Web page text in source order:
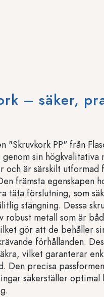
– säker,
"Skruvkork PP" från
sin högkvalitativa
och är särskilt utformad
främsta egenskapen
täta förslutning, som
stängning. Dessa
robust metall som är
gör att de behåller
förhållanden.
vilket garanterar
Den precisa
säkerställer